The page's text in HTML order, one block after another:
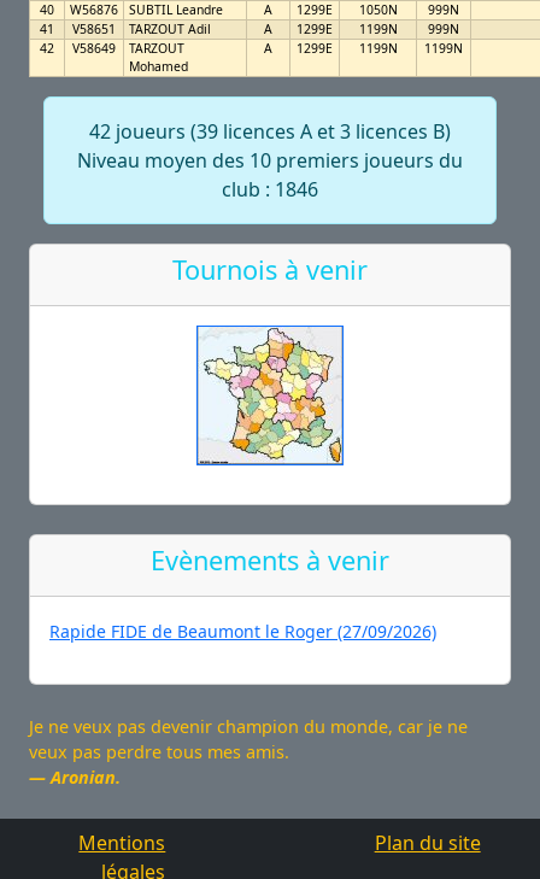
40
W56876 SUBTIL Leandre A 1299E 1050N
999N
41
V58651 TARZOUT Adil A 1299E 1199N
999N
42
V58649
TARZOUT
Mohamed
A 1299E 1199N 1199N
42 joueurs (39 licences A et 3 licences B)
Niveau moyen des 10 premiers joueurs du
club : 1846
Tournois à venir
Evènements à venir
Rapide FIDE de Beaumont le Roger (27/09/2026)
Je ne veux pas devenir champion du monde, car je ne
veux pas perdre tous mes amis.
Aronian.
Mentions
légales
Plan du site